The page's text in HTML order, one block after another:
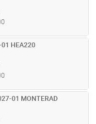
HEA220
01 MONTERAD